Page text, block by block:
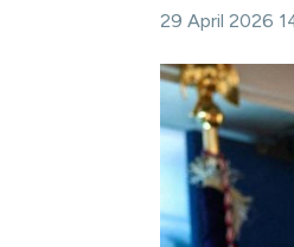
29 April 2026